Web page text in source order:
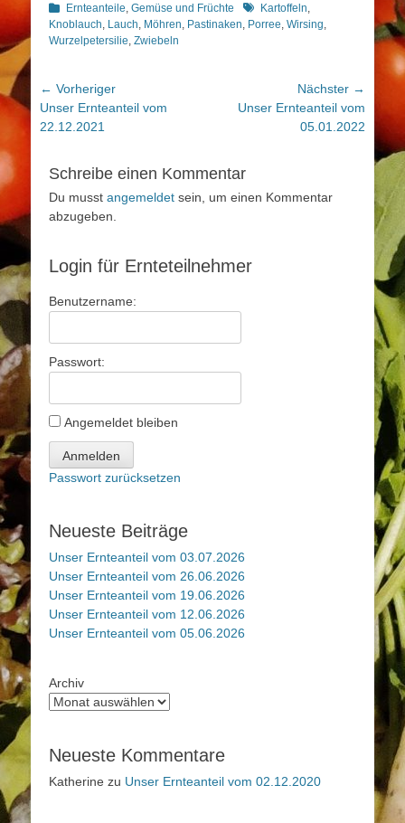
Kategorien
Ernteanteile, Gemüse und Früchte Schlagworte
Kartoffeln,
Knoblauch, Lauch, Möhren, Pastinaken, Porree, Wirsing,
Wurzelpetersilie, Zwiebeln
Beitragsnavigation
← Vorheriger
Vorheriger
Beitrag:
Unser Ernteanteil vom
22.12.2021
Nächster →
NächsterUnser Ernteanteil vom
05.01.2022
Schreibe einen Kommentar
Du musst angemeldet sein, um einen Kommentar
abzugeben.
Login für Ernteteilnehmer
Benutzername:
Passwort:
Angemeldet bleiben
Anmelden
Passwort zurücksetzen
Neueste Beiträge
Unser Ernteanteil vom 03.07.2026
Unser Ernteanteil vom 26.06.2026
Unser Ernteanteil vom 19.06.2026
Unser Ernteanteil vom 12.06.2026
Unser Ernteanteil vom 05.06.2026
Archiv
Neueste Kommentare
Katherine zu Unser Ernteanteil vom 02.12.2020